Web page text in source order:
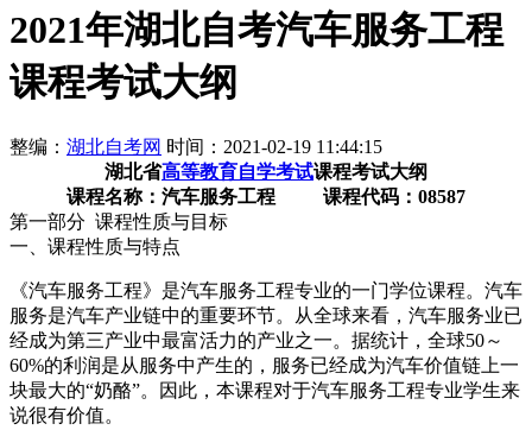
2021年湖北自考汽车服务工程
课程考试大纲
整编： 湖北自考网 时间：2021-02-19 11:44:15
湖北省高等教育自学考试课程考试大纲
课程名称：汽车服务工程 课程代码：08587
第一部分 课程性质与目标
一、课程性质与特点
《汽车服务工程》是汽车服务工程专业的一门学位课程。汽车
服务是汽车产业链中的重要环节。从全球来看，汽车服务业已
经成为第三产业中最富活力的产业之一。据统计，全球50～
60%的利润是从服务中产生的，服务已经成为汽车价值链上一
块最大的“奶酪”。因此，本课程对于汽车服务工程专业学生来
说很有价值。